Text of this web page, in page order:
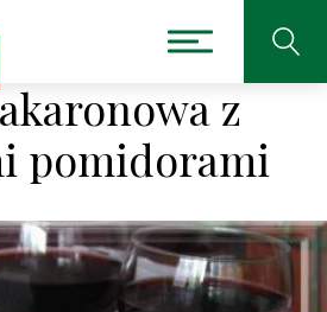
z
pomidorami